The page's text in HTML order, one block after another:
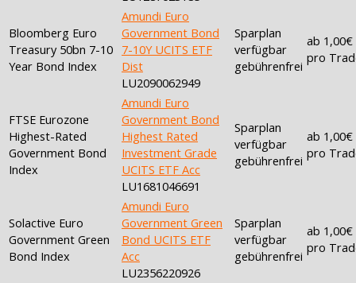
Bloomberg Euro
Treasury 50bn 7-10
Year Bond Index
Amundi Euro
Government Bond
7-10Y UCITS ETF
Dist
LU2090062949
Sparplan
verfügbar
gebührenfrei
ab 1,00€
pro
FTSE Eurozone
Highest-Rated
Government Bond
Index
Amundi Euro
Government Bond
Highest Rated
Investment Grade
UCITS ETF Acc
LU1681046691
Sparplan
verfügbar
gebührenfrei
ab 1,00€
pro
Solactive Euro
Government Green
Bond Index
Amundi Euro
Government Green
Bond UCITS ETF
Acc
LU2356220926
Sparplan
verfügbar
gebührenfrei
ab 1,00€
pro